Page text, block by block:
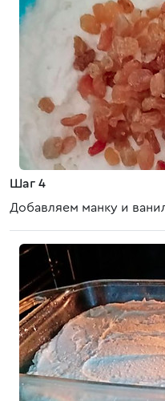
Шаг 4
Добавляем манку и